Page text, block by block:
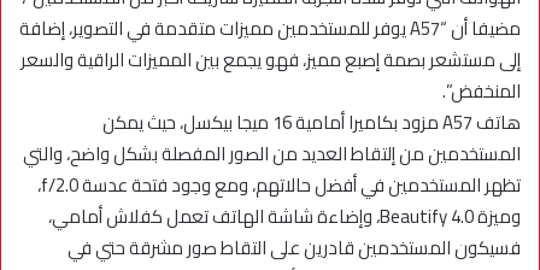
مضيفا أن “A57 يوفر للمستخدمين مميزات متقدمة في التصوير، إضافة
إلى مستشعر بصمة إصبع مميز، فهو يجمع بين المميزات الراقية والسعر
المنخفض”.
هاتف A57 مزود بكاميرا أمامية 16 ميجا بيكسل، حيث يمكن
المستخدمين من إلتقاط العديد من الصور المفصلة بشكل واضح، والتي
تظهر المستخدمين في أفضل حالاتهم، ومع وجود فتحة عدسة f/2.0،
وميزة Beautify 4.0، وإضاءة شاشة الهاتف تعمل كفلاش أمامي،
فسيكون المستخدمين قادرين على التقاط صور مشرقة حتي في